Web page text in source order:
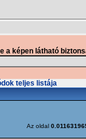
a képen látható
teljes listája
Az oldal